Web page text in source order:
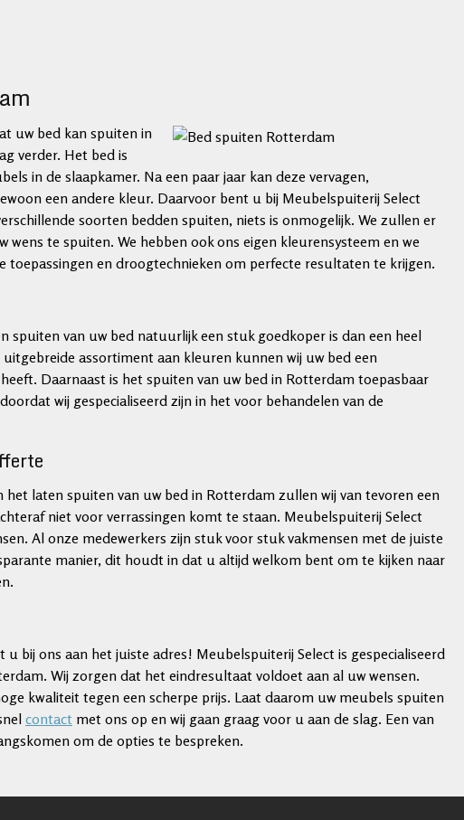
uw bed kan spuiten in
verder. Het bed is
in de slaapkamer. Na een paar jaar kan deze vervagen,
een andere kleur. Daarvoor bent u bij Meubelspuiterij Select
soorten bedden spuiten, niets is onmogelijk. We zullen er
wens te spuiten. We hebben ook ons ​​eigen kleurensysteem en we
toepassingen en droogtechnieken om perfecte resultaten te krijgen.
spuiten van uw bed natuurlijk een stuk goedkoper is dan een heel
assortiment aan kleuren kunnen wij uw bed een
Daarnaast is het spuiten van uw bed in Rotterdam toepasbaar
wij gespecialiseerd zijn in het voor behandelen van de
het laten spuiten van uw bed in Rotterdam zullen wij van tevoren een
niet voor verrassingen komt te staan. Meubelspuiterij Select
Al onze medewerkers zijn stuk voor stuk vakmensen met de juiste
manier, dit houdt in dat u altijd welkom bent om te kijken naar
bij ons aan het juiste adres! Meubelspuiterij Select is gespecialiseerd
Wij zorgen dat het eindresultaat voldoet aan al uw wensen.
kwaliteit tegen een scherpe prijs. Laat daarom uw meubels spuiten
contact met ons op en wij gaan graag voor u aan de slag. Een van
om de opties te bespreken.